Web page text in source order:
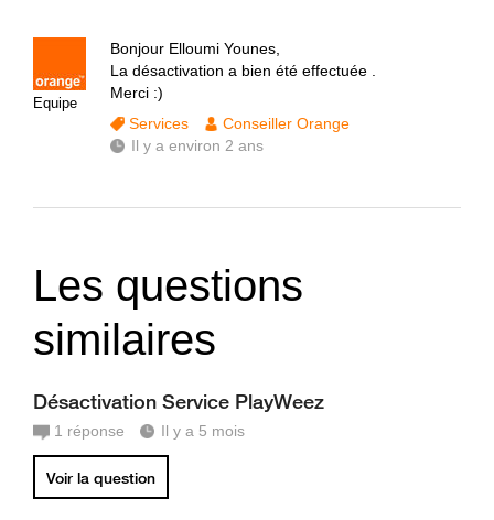
Equipe
Bonjour Elloumi Younes,
La désactivation a bien été effectuée .
Merci :)
Services
Conseiller Orange
Il y a environ 2 ans
Les questions
similaires
Désactivation Service PlayWeez
1 réponse Il y a 5 mois
Voir la question